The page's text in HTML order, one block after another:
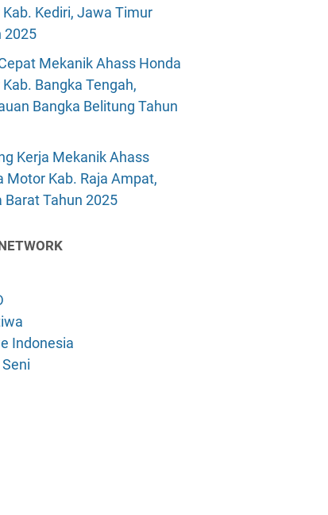
Kediri, Jawa Timur
2025
Mekanik Ahass Honda
Bangka Tengah,
Bangka Belitung Tahun
Kerja Mekanik Ahass
Motor Kab. Raja Ampat,
Barat Tahun 2025
Indonesia